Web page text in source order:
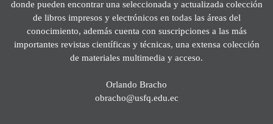
donde pueden encontrar una seleccionada y actualizada colección
de libros impresos y electrónicos en todas las áreas del
conocimiento, además cuenta con suscripciones a las más
importantes revistas científicas y técnicas, una extensa colección
de materiales multimedia y acceso.
Orlando Bracho
obracho@usfq.edu.ec